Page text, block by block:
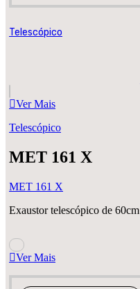
Telescópico
Ver Mais
Telescópico
MET 161 X
MET 161 X
Exaustor telescópico de 60cm
Ver Mais